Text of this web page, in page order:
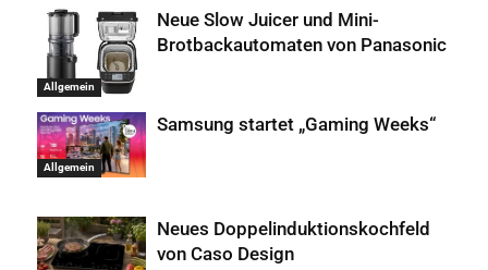
Allgemein
Neue Slow Juicer und Mini-
Brotbackautomaten von Panasonic
Allgemein
Samsung startet „Gaming Weeks“
Neues Doppelinduktionskochfeld
von Caso Design